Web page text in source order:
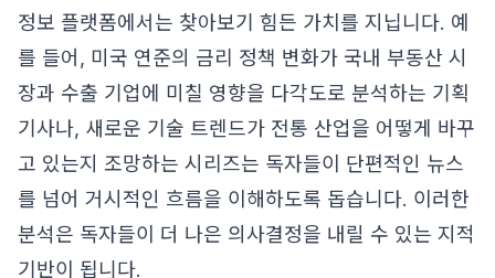
정보 플랫폼에서는 찾아보기 힘든 가치를 지닙니다. 예
를 들어, 미국 연준의 금리 정책 변화가 국내 부동산 시
장과 수출 기업에 미칠 영향을 다각도로 분석하는 기획
기사나, 새로운 기술 트렌드가 전통 산업을 어떻게 바꾸
고 있는지 조망하는 시리즈는 독자들이 단편적인 뉴스
를 넘어 거시적인 흐름을 이해하도록 돕습니다. 이러한
분석은 독자들이 더 나은 의사결정을 내릴 수 있는 지적
기반이 됩니다.